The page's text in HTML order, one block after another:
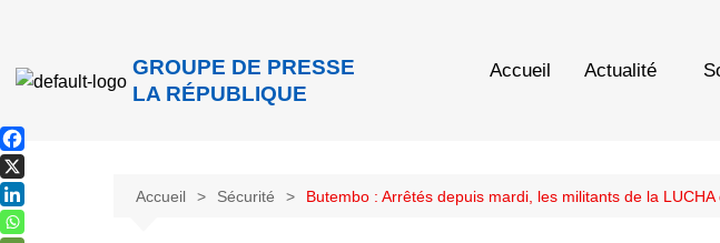
GROUPE DE PRESSE
LA RÉPUBLIQUE
Accueil Actualité
Accueil Sécurité Butembo : Arrêtés depuis mardi, les militants de la LUCHA